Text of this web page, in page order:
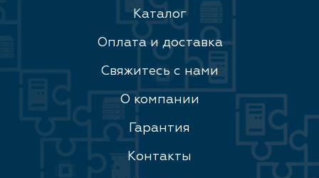
Каталог
Оплата и доставка
Свяжитесь с нами
О компании
Гарантия
Контакты